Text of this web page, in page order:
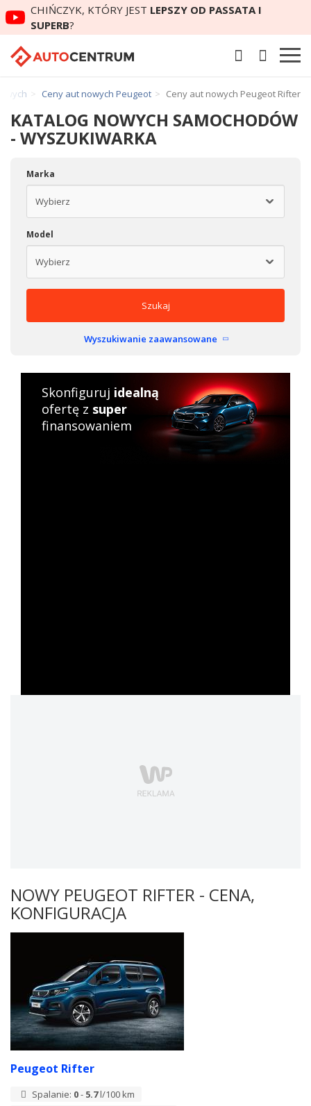
CHIŃCZYK, KTÓRY JEST LEPSZY OD PASSATA I
SUPERB?
Ceny aut nowych Peugeot Ceny aut nowych Peugeot Rifter
NOWY PEUGEOT RIFTER - CENA,
KONFIGURACJA
Peugeot Rifter
Spalanie: 0- 5.7l/100 km
KATALOG NOWYCH SAMOCHODÓW
- WYSZUKIWARKA
Marka
Model
Szukaj
Wyszukiwanie zaawansowane
Skonfiguruj idealną
ofertę z super
finansowaniem